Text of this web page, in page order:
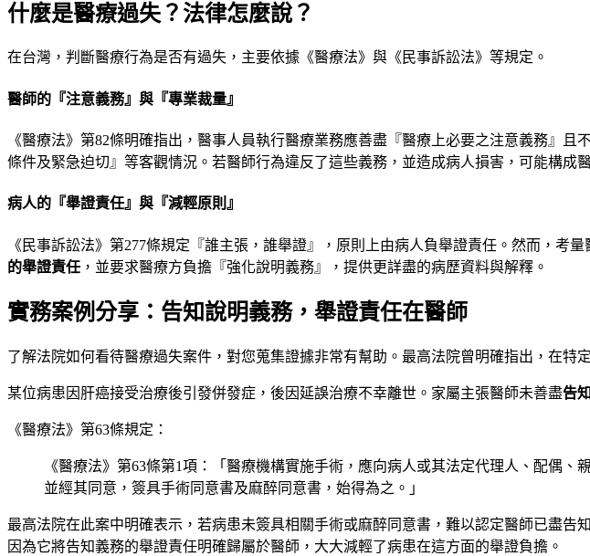
什麼是醫療過失？法律怎麼說？
在台灣，判斷醫療行為是否有過失，主要依據《醫療法》與《民事訴訟法》等規定。
醫師的『注意義務』與『專業裁量』
《醫療法》第82條明確指出，醫事人員執行醫療業務應善盡『醫療上必要之注意義務』
條件及緊急迫切』等客觀情況。若醫師行為違反了這些義務，並造成病人損害，可能構成
病人的『舉證責任』與『減輕原則』
《民事訴訟法》第277條規定『誰主張，誰舉證』，原則上由病人負舉證責任。然而，考
的舉證責任 ，並要求醫療方負擔『強化說明義務』，提供更詳盡的病歷資料與解釋。
實務案例分享：告知說明義務，舉證責任在醫師
了解法院如何看待醫療過失案件，對您蒐集證據非常有幫助。最高法院曾明確指出，在特
某位病患因肝癌接受治療後引發併發症，後因延誤治療不幸離世。家屬主張醫師未善盡告
《醫療法》第63條規定：
《醫療法》第63條第1項：「醫療機構實施手術，應向病人或其法定代理人、配偶
並經其同意，簽具手術同意書及麻醉同意書，始得為之。」
最高法院在此案中明確表示，若病患未簽具相關手術或麻醉同意書，難以認定醫師已盡告
因為它將告知義務的舉證責任明確歸屬於醫師，大大減輕了病患在這方面的舉證負擔。